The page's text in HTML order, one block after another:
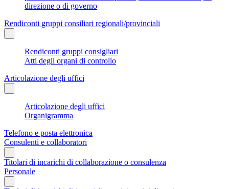
direzione o di governo
Rendiconti gruppi consiliari regionali/provinciali
Rendiconti gruppi consigliari
Atti degli organi di controllo
Articolazione degli uffici
Articolazione degli uffici
Organigramma
Telefono e posta elettronica
Consulenti e collaboratori
Titolari di incarichi di collaborazione o consulenza
Personale